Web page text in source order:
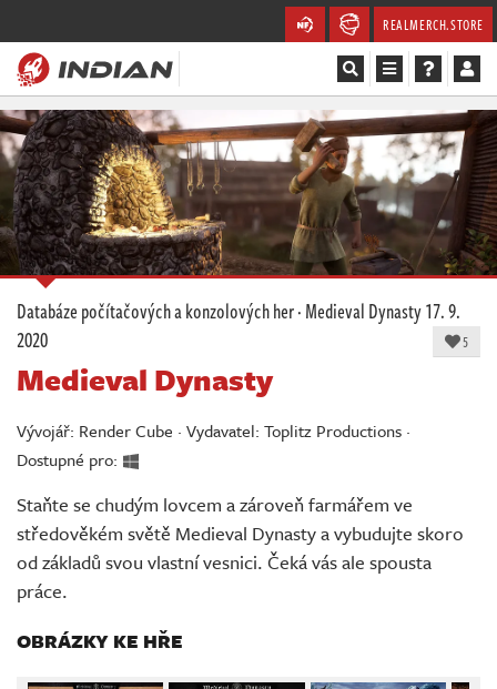
REALMERCH.STORE
Magazín
Recenze
Videa
Soutěže
Databáze
Komunita
Redakce
Živě
Databáze počítačových a konzolových her·Medieval Dynasty17. 9.
2020
5
Medieval Dynasty
Vývojář: Render Cube · Vydavatel: Toplitz Productions ·
Dostupné pro:
Staňte se chudým lovcem a zároveň farmářem ve
středověkém světě Medieval Dynasty a vybudujte skoro
od základů svou vlastní vesnici. Čeká vás ale spousta
práce.
OBRÁZKY KE HŘE